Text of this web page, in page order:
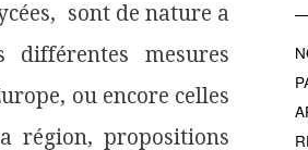
sont de nature a
mesures
ou encore celles
région, propositions